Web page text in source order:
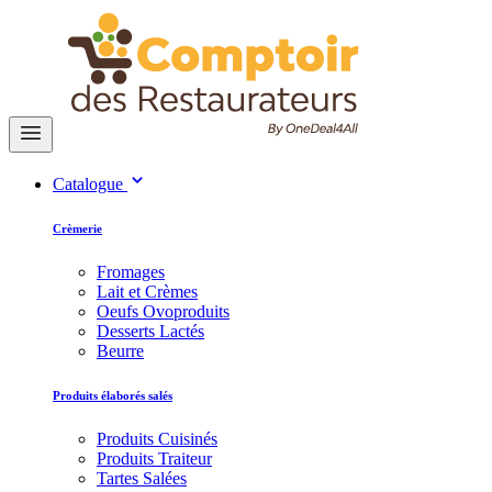
Catalogue
Crèmerie
Fromages
Lait et Crèmes
Oeufs Ovoproduits
Desserts Lactés
Beurre
Produits élaborés salés
Produits Cuisinés
Produits Traiteur
Tartes Salées